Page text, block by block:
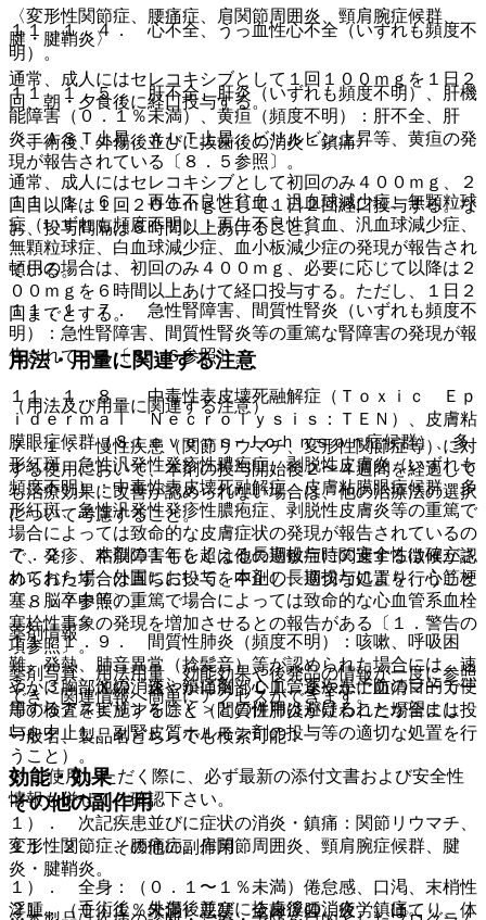
１１．１．４． 心不全、うっ血性心不全（いずれも頻度不
明）。
１１．１．５． 肝不全、肝炎（いずれも頻度不明）、肝機
能障害（０．１％未満）、黄疸（頻度不明）：肝不全、肝
炎、ＡＳＴ上昇、ＡＬＴ上昇、ビリルビン上昇等、黄疸の発
現が報告されている〔８．５参照〕。
１１．１．６． 再生不良性貧血、汎血球減少症、無顆粒球
症（いずれも頻度不明）：再生不良性貧血、汎血球減少症、
無顆粒球症、白血球減少症、血小板減少症の発現が報告され
ている。
１１．１．７． 急性腎障害、間質性腎炎（いずれも頻度不
明）：急性腎障害、間質性腎炎等の重篤な腎障害の発現が報
告されている〔８．６参照〕。
１１．１．８． 中毒性表皮壊死融解症（Ｔｏｘｉｃ Ｅｐ
ｉｄｅｒｍａｌ Ｎｅｃｒｏｌｙｓｉｓ：ＴＥＮ）、皮膚粘
膜眼症候群（Ｓｔｅｖｅｎｓ−Ｊｏｈｎｓｏｎ症候群）、多
形紅斑、急性汎発性発疹性膿疱症、剥脱性皮膚炎（いずれも
頻度不明）：中毒性表皮壊死融解症、皮膚粘膜眼症候群、多
形紅斑、急性汎発性発疹性膿疱症、剥脱性皮膚炎等の重篤で
場合によっては致命的な皮膚症状の発現が報告されているの
で、発疹、粘膜障害もしくは他の過敏症に関連する徴候が認
められた場合は直ちに投与を中止し、適切な処置を行うこと
〔８．７参照〕。
１１．１．９． 間質性肺炎（頻度不明）：咳嗽、呼吸困
難、発熱、肺音異常（捻髪音）等が認められた場合には、速
やかに胸部Ｘ線、速やかに胸部ＣＴ、速やかに血清マーカー
等の検査を実施すること（間質性肺炎が疑われた場合には投
与を中止し、副腎皮質ホルモン剤の投与等の適切な処置を行
うこと）。
その他の副作用
１１．２． その他の副作用
１）． 全身：（０．１〜１％未満）倦怠感、口渇、末梢性
浮腫、（０．１％未満）悪寒、全身浮腫、疲労、ほてり、体
〈変形性関節症、腰痛症、肩関節周囲炎、頸肩腕症候群、
腱・腱鞘炎〉
通常、成人にはセレコキシブとして１回１００ｍｇを１日２
回、朝・夕食後に経口投与する。
〈手術後、外傷後並びに抜歯後の消炎・鎮痛〉
通常、成人にはセレコキシブとして初回のみ４００ｍｇ、２
回目以降は１回２００ｍｇとして１日２回経口投与する。な
お、投与間隔は６時間以上あけること。
頓用の場合は、初回のみ４００ｍｇ、必要に応じて以降は２
００ｍｇを６時間以上あけて経口投与する。ただし、１日２
回までとする。
用法・用量に関連する注意
（用法及び用量に関連する注意）
７．１． 慢性疾患（関節リウマチ、変形性関節症等）に対
する使用において、本剤の投与開始後２〜４週間を経過して
も治療効果に改善が認められない場合は、他の治療法の選択
について考慮すること。
７．２． 本剤の１年を超える長期投与時の安全性は確立さ
れておらず、外国において、本剤の長期投与により、心筋梗
塞、脳卒中等の重篤で場合によっては致命的な心血管系血栓
塞栓性事象の発現を増加させるとの報告がある〔１．警告の
項参照〕。
７．３． 他の消炎・鎮痛剤＜心血管系疾患予防の目的で使
用するアスピリンを除く＞との併用は避けることが望まし
い。
効能・効果
１）． 次記疾患並びに症状の消炎・鎮痛：関節リウマチ、
変形性関節症、腰痛症、肩関節周囲炎、頸肩腕症候群、腱
炎・腱鞘炎。
２）． 手術後、外傷後並びに抜歯後の消炎・鎮痛。
薬剤情報
薬剤写真、用法用量、効能効果や後発品の情報が一度に参照
でき、関連情報へ簡単にアクセスができます。
一般名、製品名どちらでも検索可能！
※ ご使用いただく際に、必ず最新の添付文書および安全性
情報も併せてご確認下さい。